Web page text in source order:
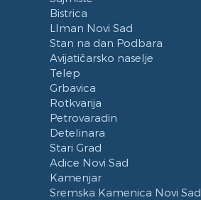
Bistrica
LIman Novi Sad
Stan na dan Podbara
Avijatičarsko naselje
Telep
Grbavica
Rotkvarija
Petrovaradin
Detelinara
Stari Grad
Adice Novi Sad
Kamenjar
Sremska Kamenica Novi Sad